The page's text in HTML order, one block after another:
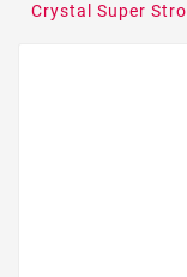
Crystal Super